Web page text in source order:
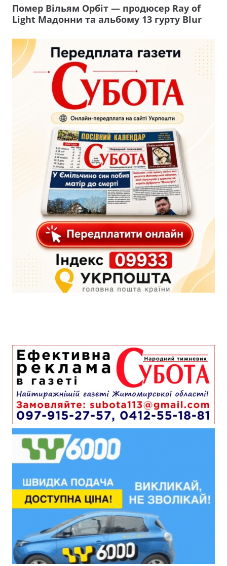
Помер Вільям Орбіт — продюсер Ray of
Light Мадонни та альбому 13 гурту Blur